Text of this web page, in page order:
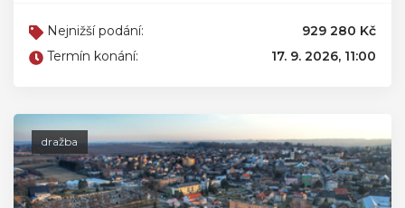
Nejnižší podání:
929 280 Kč
Termín konání:
17. 9. 2026, 11:00
dražba